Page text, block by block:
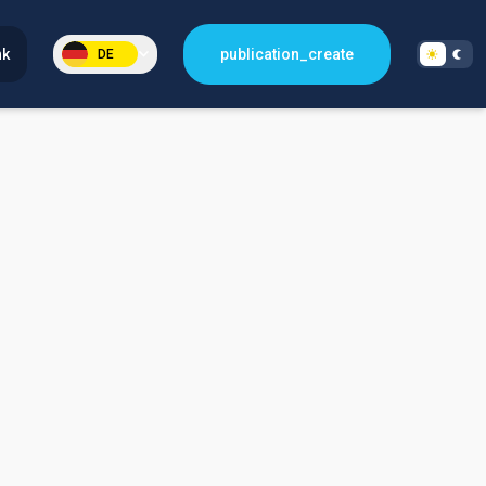
DE publication_create